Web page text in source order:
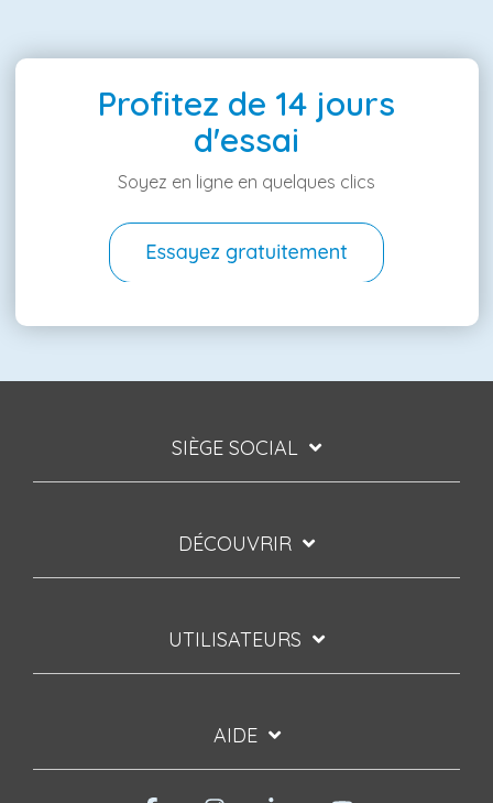
Profitez de 14 jours
d'essai
Soyez en ligne en quelques clics
SIÈGE SOCIAL
DÉCOUVRIR
UTILISATEURS
AIDE